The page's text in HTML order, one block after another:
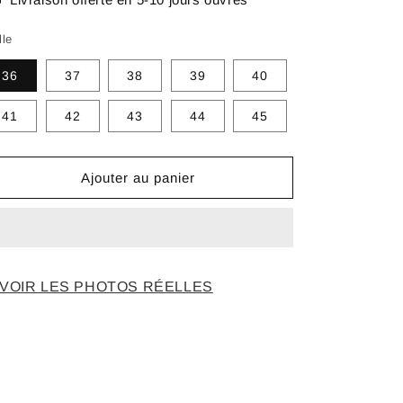
36 37 38 39 40
41 42 43 44 45
Ajouter au panier
VOIR LES PHOTOS RÉELLES